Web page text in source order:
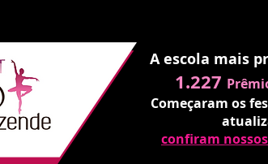
A escola mais
1.227
Começaram os
confiram